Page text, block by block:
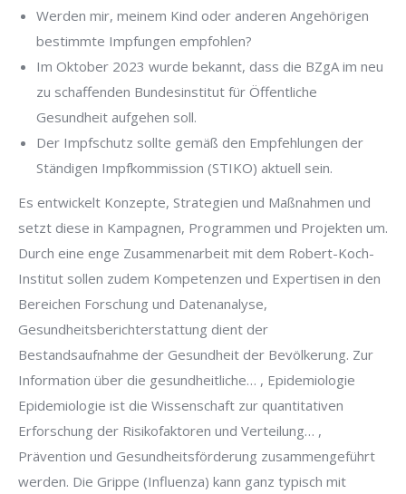
Werden mir, meinem Kind oder anderen Angehörigen
bestimmte Impfungen empfohlen?
Im Oktober 2023 wurde bekannt, dass die BZgA im neu
zu schaffenden Bundesinstitut für Öffentliche
Gesundheit aufgehen soll.
Der Impfschutz sollte gemäß den Empfehlungen der
Ständigen Impfkommission (STIKO) aktuell sein.
Es entwickelt Konzepte, Strategien und Maßnahmen und
setzt diese in Kampagnen, Programmen und Projekten um.
Durch eine enge Zusammenarbeit mit dem Robert-Koch-
Institut sollen zudem Kompetenzen und Expertisen in den
Bereichen Forschung und Datenanalyse,
Gesundheitsberichterstattung dient der
Bestandsaufnahme der Gesundheit der Bevölkerung. Zur
Information über die gesundheitliche… , Epidemiologie
Epidemiologie ist die Wissenschaft zur quantitativen
Erforschung der Risikofaktoren und Verteilung… ,
Prävention und Gesundheitsförderung zusammengeführt
werden. Die Grippe (Influenza) kann ganz typisch mit